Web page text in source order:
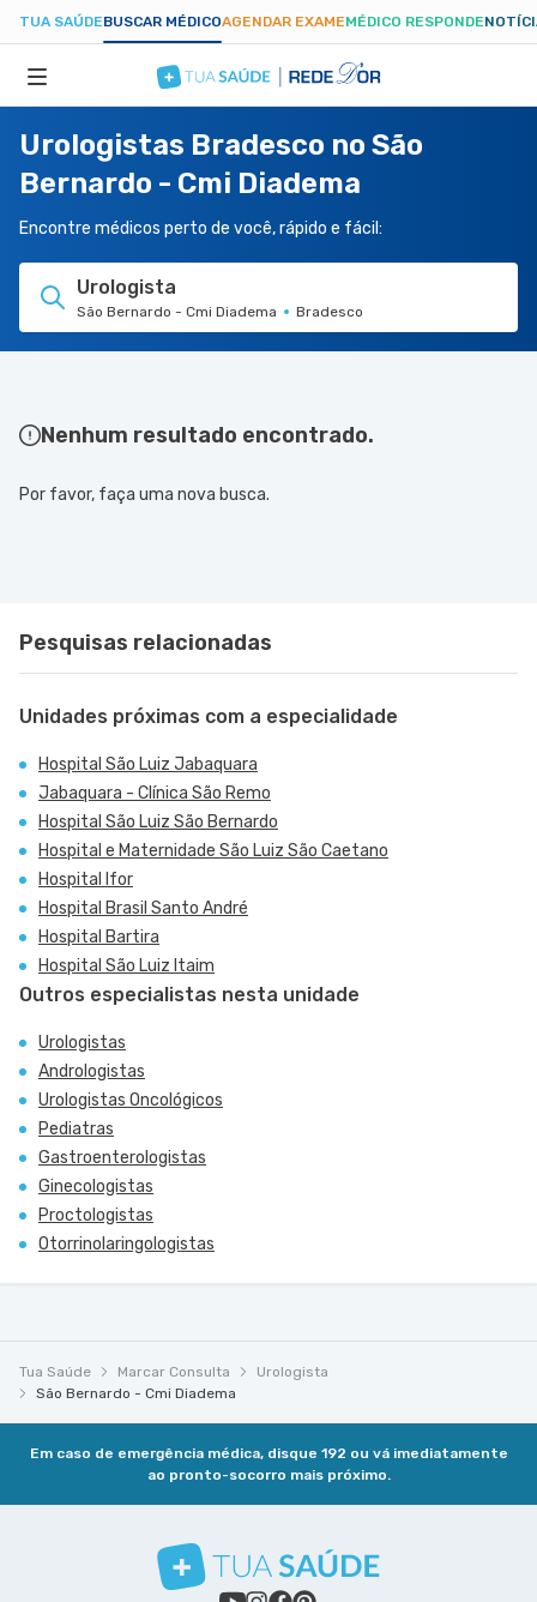
TUA SAÚDEBUSCAR MÉDICOAGENDAR EXAMEMÉDICO RESPONDE
ESPECIALIDADES
HOSPITAIS
TUASAUDE.COM
Urologistas Bradesco no São
Bernardo - Cmi Diadema
Encontre médicos perto de você, rápido e fácil:
Urologista
São Bernardo - Cmi Diadema Bradesco
Nenhum resultado encontrado.
Por favor, faça uma nova busca.
Pesquisas relacionadas
Unidades próximas com a especialidade
Hospital São Luiz Jabaquara
Jabaquara - Clínica São Remo
Hospital São Luiz São Bernardo
Hospital e Maternidade São Luiz São Caetano
Hospital Ifor
Hospital Brasil Santo André
Hospital Bartira
Hospital São Luiz Itaim
Outros especialistas nesta unidade
Urologistas
Andrologistas
Urologistas Oncológicos
Pediatras
Gastroenterologistas
Ginecologistas
Proctologistas
Otorrinolaringologistas
Tua Saúde Marcar Consulta
Urologista
São Bernardo - Cmi Diadema
Em caso de emergência médica, disque 192 ou vá imediatamente
ao pronto-socorro mais próximo.